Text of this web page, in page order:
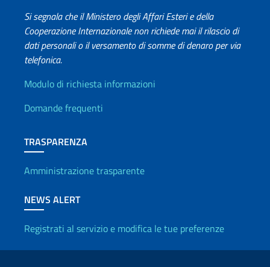
Si segnala che il Ministero degli Affari Esteri e della
Cooperazione Internazionale non richiede mai il rilascio di
dati personali o il versamento di somme di denaro per via
telefonica.
Info utili
Modulo di richiesta informazioni
Domande frequenti
TRASPARENZA
Amministrazione trasparente
NEWS ALERT
Registrati al servizio e modifica le tue preferenze
Link Utili